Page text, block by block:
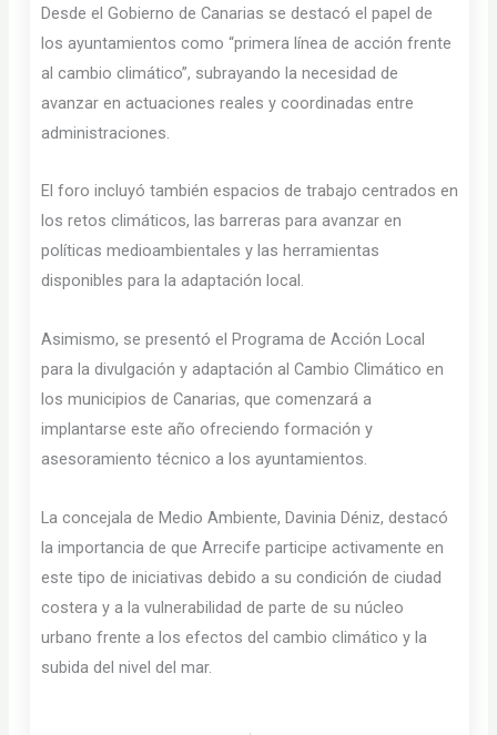
Desde el Gobierno de Canarias se destacó el papel de
los ayuntamientos como “primera línea de acción frente
al cambio climático”, subrayando la necesidad de
avanzar en actuaciones reales y coordinadas entre
administraciones.
El foro incluyó también espacios de trabajo centrados en
los retos climáticos, las barreras para avanzar en
políticas medioambientales y las herramientas
disponibles para la adaptación local.
Asimismo, se presentó el Programa de Acción Local
para la divulgación y adaptación al Cambio Climático en
los municipios de Canarias, que comenzará a
implantarse este año ofreciendo formación y
asesoramiento técnico a los ayuntamientos.
La concejala de Medio Ambiente, Davinia Déniz, destacó
la importancia de que Arrecife participe activamente en
este tipo de iniciativas debido a su condición de ciudad
costera y a la vulnerabilidad de parte de su núcleo
urbano frente a los efectos del cambio climático y la
subida del nivel del mar.